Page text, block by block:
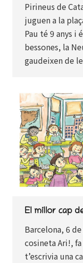
Pirineus de
juguen a la
Pau té 9 anys i
bessones, la
gaudeixen de
El millor cap
Barcelona, 6
cosineta Ari!,
t’escrivia una